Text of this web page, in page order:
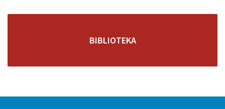
BIBLIOTEKA